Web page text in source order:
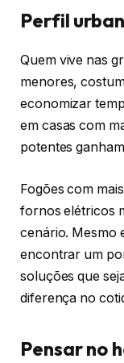
Perfil
Quem vive nas
menores,
economizar
em casas com
potentes
Fogões com
fornos elétricos
cenário. Mesmo
encontrar um
soluções que
diferença no
Pensar no